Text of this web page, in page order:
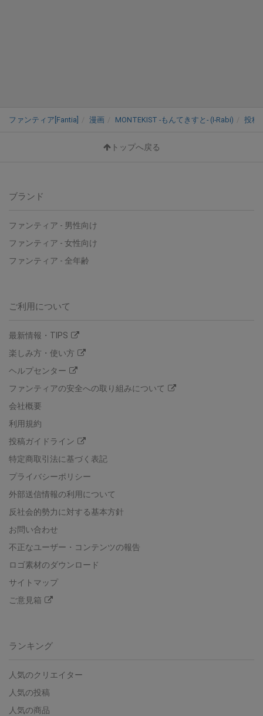
ファンティア[Fantia] 漫画 MONTEKIST -もんてきすと- (I-Rabi) 投稿
トップへ戻る
ブランド
ファンティア - 男性向け
ファンティア - 女性向け
ファンティア - 全年齢
ご利用について
最新情報・TIPS
楽しみ方・使い方
ヘルプセンター
ファンティアの安全への取り組みについて
会社概要
利用規約
投稿ガイドライン
特定商取引法に基づく表記
プライバシーポリシー
外部送信情報の利用について
反社会的勢力に対する基本方針
お問い合わせ
不正なユーザー・コンテンツの報告
ロゴ素材のダウンロード
サイトマップ
ご意見箱
ランキング
人気のクリエイター
人気の投稿
人気の商品